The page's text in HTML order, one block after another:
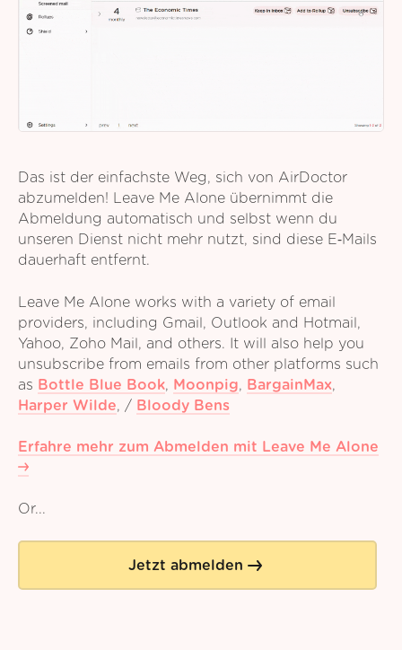
Das ist der einfachste Weg, sich von AirDoctor
abzumelden! Leave Me Alone übernimmt die
Abmeldung automatisch und selbst wenn du
unseren Dienst nicht mehr nutzt, sind diese E‑Mails
dauerhaft entfernt.
Leave Me Alone works with a variety of email
providers, including Gmail, Outlook and Hotmail,
Yahoo, Zoho Mail, and others. It will also help you
unsubscribe from emails from other platforms such
as Bottle Blue Book, Moonpig, BargainMax,
Harper Wilde, / Bloody Bens
Erfahre mehr zum Abmelden mit Leave Me Alone
Or...
Jetzt abmelden